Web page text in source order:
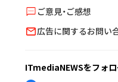
ご意見・ご感想
広告に関するお問い
ITmediaNEWSをフォ